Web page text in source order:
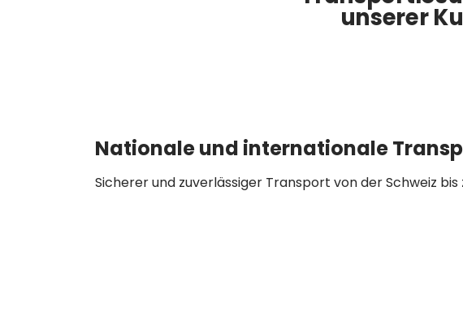
unserer
Nationale und internationale
Sicherer und zuverlässiger Transport von der Schweiz bis